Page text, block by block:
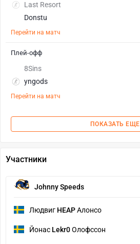
Last Resort
Donstu
Перейти на матч
8Sins
yngods
Перейти на матч
Плей-офф
ПОКАЗАТЬ ЕЩЕ
Участники
Johnny Speeds
Людвиг HEAPАлонсо
Йонас Lekr0Олофссон